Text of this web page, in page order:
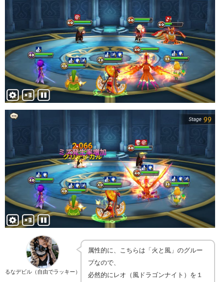
るなデビル（自由でラッキー）
属性的に、こちらは「火と風」のグルー
プなので、
必然的にレオ（風ドラゴンナイト）を１